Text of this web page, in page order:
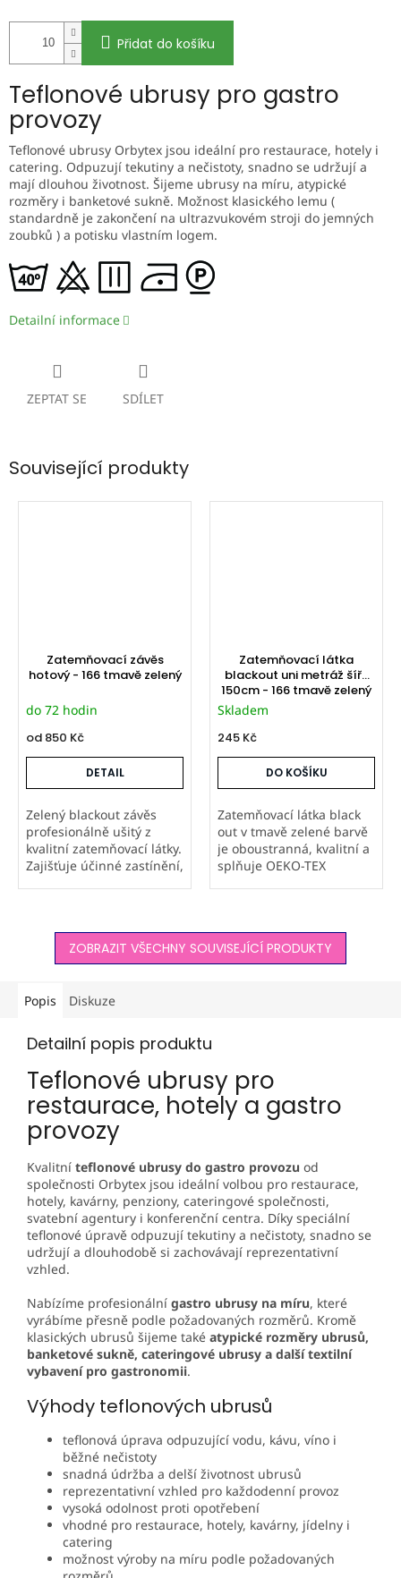
Přidat do košíku
Teflonové ubrusy pro gastro
provozy
Teflonové ubrusy Orbytex jsou ideální pro restaurace, hotely i
catering. Odpuzují tekutiny a nečistoty, snadno se udržují a
mají dlouhou životnost. Šijeme ubrusy na míru, atypické
rozměry i banketové sukně. Možnost klasického lemu (
standardně je zakončení na ultrazvukovém stroji do jemných
zoubků ) a potisku vlastním logem.
Detailní informace
ZEPTAT SE SDÍLET
Související produkty
Zatemňovací závěs
hotový - 166 tmavě zelený
do 72 hodin
od850 Kč
DETAIL
Zelený blackout závěs
profesionálně ušitý z
kvalitní zatemňovací látky.
Zajišťuje účinné zastínění,
atmosféru a hodí se do
ložnic i...
Zatemňovací látka
blackout uni metráž šíře
150cm - 166 tmavě zelený
Skladem
245 Kč
DO KOŠÍKU
Zatemňovací látka black
out v tmavě zelené barvě
je oboustranná, kvalitní a
splňuje OEKO-TEX
hodí se do domácností i
komerčních...
ZOBRAZIT VŠECHNY SOUVISEJÍCÍ PRODUKTY
Popis Diskuze
Detailní popis produktu
Teflonové ubrusy pro
restaurace, hotely a gastro
provozy
Kvalitní teflonové ubrusy do gastro provozu od
společnosti Orbytex jsou ideální volbou pro restaurace,
hotely, kavárny, penziony, cateringové společnosti,
svatební agentury i konferenční centra. Díky speciální
teflonové úpravě odpuzují tekutiny a nečistoty, snadno se
udržují a dlouhodobě si zachovávají reprezentativní
vzhled.
Nabízíme profesionální gastro ubrusy na míru, které
vyrábíme přesně podle požadovaných rozměrů. Kromě
klasických ubrusů šijeme také atypické rozměry ubrusů,
banketové sukně, cateringové ubrusy a další textilní
vybavení pro gastronomii.
Výhody teflonových ubrusů
teflonová úprava odpuzující vodu, kávu, víno i
běžné nečistoty
snadná údržba a delší životnost ubrusů
reprezentativní vzhled pro každodenní provoz
vysoká odolnost proti opotřebení
vhodné pro restaurace, hotely, kavárny, jídelny i
catering
možnost výroby na míru podle požadovaných